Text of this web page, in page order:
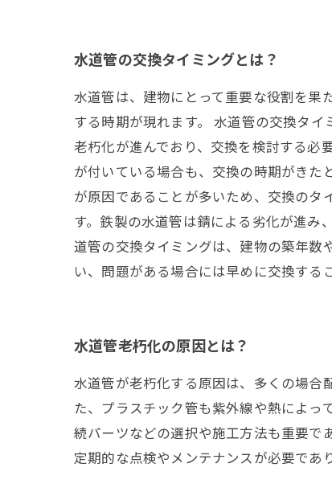
水道管の交換タイミングとは？
水道管は、建物にとって重要な役割を果
する時期が現れます。 水道管の交換タ
老朽化が進んでおり、交換を検討する必
が付いている場合も、交換の時期がきた
が原因であることが多いため、交換のタ
す。鉄製の水道管は錆による劣化が進み
道管の交換タイミングは、建物の築年数
い、問題がある場合には早めに交換する
水道管老朽化の原因とは？
水道管が老朽化する原因は、多くの場合
た、プラスチック管も紫外線や熱によっ
続パーツなどの選択や施工方法も重要で
定期的な点検やメンテナンスが必要であ